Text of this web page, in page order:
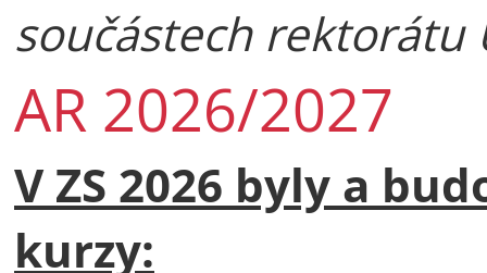
součástech rektorátu
AR 2026/2027
V ZS 2026 byly a
kurzy: